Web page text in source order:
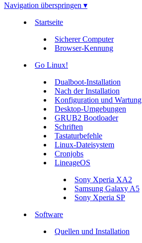
Navigation überspringen ▾
Startseite
Sicherer Computer
Browser-Kennung
Go Linux!
Dualboot-Installation
Nach der Installation
Konfiguration und Wartung
Desktop-Umgebungen
GRUB2 Bootloader
Schriften
Tastaturbefehle
Linux-Dateisystem
Cronjobs
LineageOS
Sony Xperia XA2
Samsung Galaxy A5
Sony Xperia SP
Software
Quellen und Installation